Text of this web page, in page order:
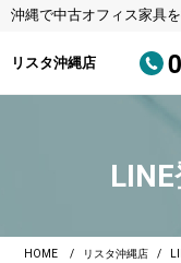
沖縄で中古オフィス家具
リスタ沖縄店
HOME リスタ沖縄店